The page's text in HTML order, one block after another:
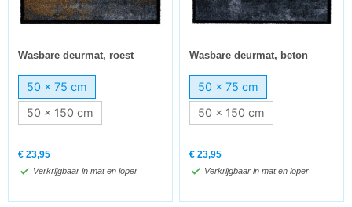
Wasbare deurmat, roest
50 x 75 cm
50 x 150 cm
€ 23,95
Verkrijgbaar in mat en loper
Wasbare deurmat, beton
50 x 75 cm
50 x 150 cm
€ 23,95
Verkrijgbaar in mat en loper